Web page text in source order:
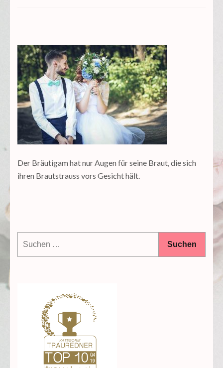
Der Bräutigam hat nur Augen für seine Braut, die sich
ihren Brautstrauss vors Gesicht hält.